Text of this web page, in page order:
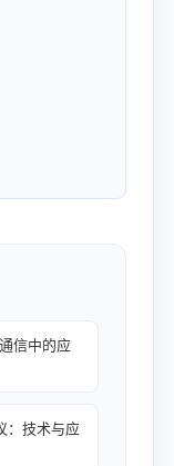
信中的应
：技术与应